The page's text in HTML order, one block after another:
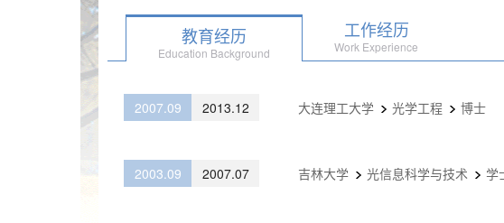
教育经历
Education Background
工作经历
Work Experience
2007.09 2013.12 大连理工大学 光学工程 博士
2003.09 2007.07 吉林大学 光信息科学与技术 学